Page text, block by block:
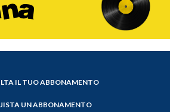
IL TUO ABBONAMENTO
UN ABBONAMENTO